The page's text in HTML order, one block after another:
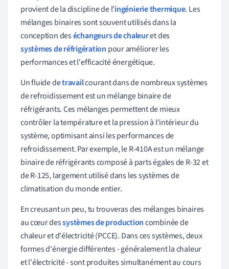
provient de la discipline de l'ingénierie thermique. Les
mélanges binaires sont souvent utilisés dans la
conception deséchangeurs de chaleuret des
systèmes de réfrigération pour améliorer les
performances et l'efficacité énergétique.
Un fluide detravailcourant dans de nombreux systèmes
de refroidissement est un mélange binaire de
réfrigérants. Ces mélanges permettent de mieux
contrôler la température et la pression à l'intérieur du
système, optimisant ainsi les performances de
refroidissement. Par exemple, le R-410A est un mélange
binaire de réfrigérants composé à parts égales de R-32 et
de R-125, largement utilisé dans les systèmes de
climatisation du monde entier.
En creusant un peu, tu trouveras des mélanges binaires
au cœur dessystèmes de productioncombinée de
chaleur et d'électricité (PCCE). Dans ces systèmes, deux
formes d'énergie différentes - généralement la chaleur
et l'électricité - sont produites simultanément au cours